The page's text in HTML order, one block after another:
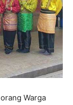
Warga